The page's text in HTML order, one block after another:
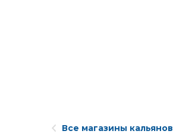
Все магазины кальянов